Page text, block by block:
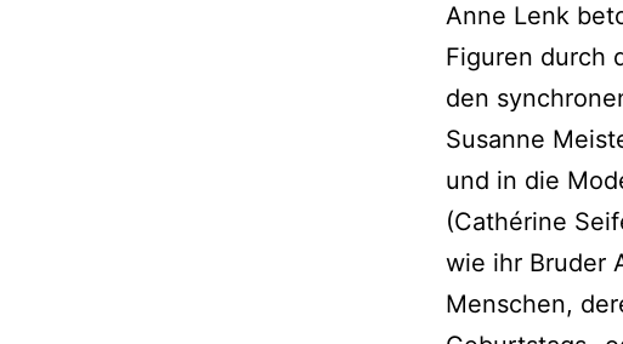
Anne Lenk
Figuren durch
den
Susanne
und in die
(Cathérine
wie ihr Bruder
Menschen,